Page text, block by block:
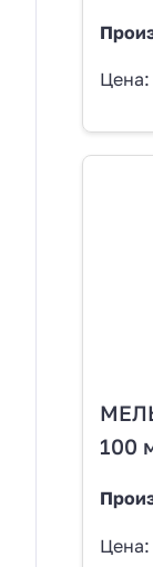
Цена:
100
Цена: